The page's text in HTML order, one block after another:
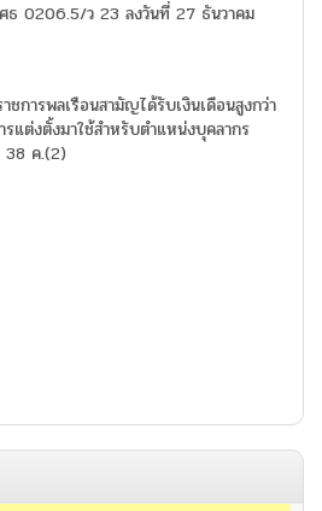
ธ 0206.5/ว 23 ลงวันที่ 27 ธันวาคม
ชการพลเรือนสามัญได้รับเงินเดือนสูงกว่า
แต่งตั้งมาใช้สำหรับตำแหน่งบุคลากร
38 ค.(2)